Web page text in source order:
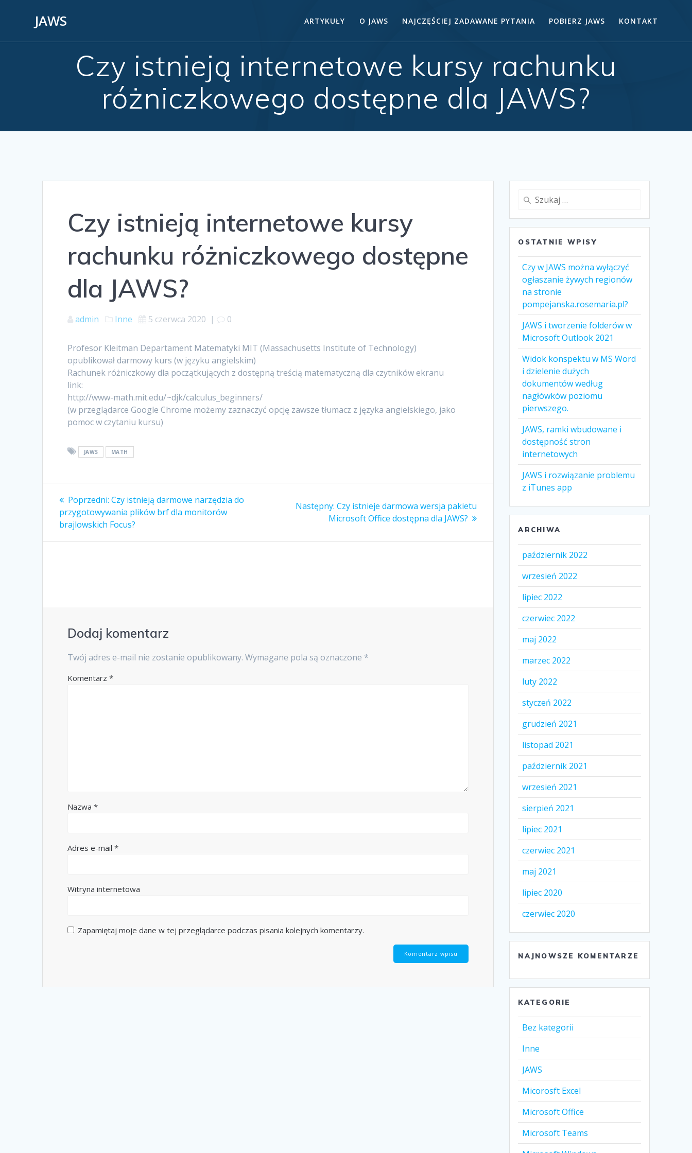
JAWS ARTYKUŁY O JAWS NAJCZĘŚCIEJ ZADAWANE PYTANIA POBIERZ JAWS KONTAKT
Czy istnieją internetowe kursy rachunku
różniczkowego dostępne dla JAWS?
Czy istnieją internetowe kursy
rachunku różniczkowego dostępne
dla JAWS?
admin Inne 5 czerwca 2020 | 0
Profesor Kleitman Departament Matematyki MIT (Massachusetts Institute of Technology)
opublikował darmowy kurs (w języku angielskim)
Rachunek różniczkowy dla początkujących z dostępną treścią matematyczną dla czytników ekranu
link:
http://www-math.mit.edu/~djk/calculus_beginners/
(w przeglądarce Google Chrome możemy zaznaczyć opcję zawsze tłumacz z języka angielskiego, jako
pomoc w czytaniu kursu)
JAWS MATH
Poprzedni: Czy istnieją darmowe narzędzia do
przygotowywania plików brf dla monitorów
brajlowskich Focus?
Następny: Czy istnieje darmowa wersja pakietu
Microsoft Office dostępna dla JAWS?
Dodaj komentarz
Twój adres e-mail nie zostanie opublikowany. Wymagane pola są oznaczone *
Komentarz*
Nazwa*
Adres e-mail*
Witryna internetowa
Zapamiętaj moje dane w tej przeglądarce podczas pisania kolejnych komentarzy.
OSTATNIE WPISY
Czy w JAWS można wyłączyć
ogłaszanie żywych regionów
na stronie
pompejanska.rosemaria.pl?
JAWS i tworzenie folderów w
Microsoft Outlook 2021
Widok konspektu w MS Word
i dzielenie dużych
dokumentów według
nagłówków poziomu
pierwszego.
JAWS, ramki wbudowane i
dostępność stron
internetowych
JAWS i rozwiązanie problemu
z iTunes app
ARCHIWA
październik 2022
wrzesień 2022
lipiec 2022
czerwiec 2022
maj 2022
marzec 2022
luty 2022
styczeń 2022
grudzień 2021
listopad 2021
październik 2021
wrzesień 2021
sierpień 2021
lipiec 2021
czerwiec 2021
maj 2021
lipiec 2020
czerwiec 2020
NAJNOWSZE KOMENTARZE
KATEGORIE
Bez kategorii
Inne
JAWS
Micorosft Excel
Microsoft Office
Microsoft Teams